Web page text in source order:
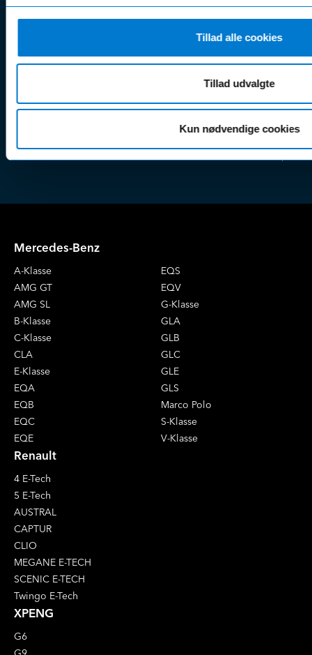
Tillad alle cookies
Tillad udvalgte
Kun nødvendige cookies
Man - Fre:
07.30 - 17.30
Guides, tips
& tricks
Kampagner
finansiering
Tilmeld dig
nyhedsbrevet
Mercedes-Benz
A-Klasse
AMG GT
AMG SL
B-Klasse
C-Klasse
CLA
E-Klasse
EQA
EQB
EQC
EQE
EQS
EQV
G-Klasse
GLA
GLB
GLC
GLE
GLS
Marco Polo
S-Klasse
V-Klasse
Renault
4 E-Tech
5 E-Tech
AUSTRAL
CAPTUR
CLIO
MEGANE E-TECH
SCENIC E-TECH
Twingo E-Tech
XPENG
G6